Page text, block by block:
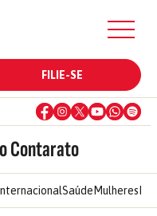
FILIE-SE
Contarato
InternacionalSaúde Mulheres